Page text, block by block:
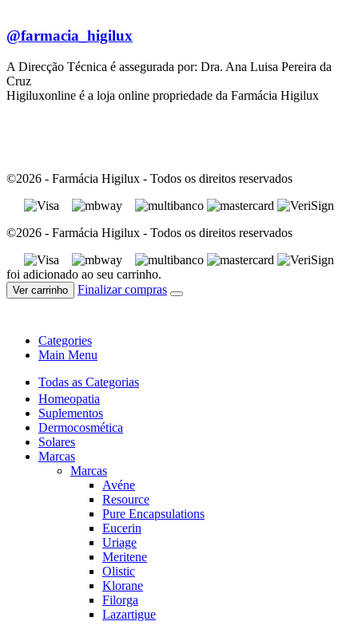
@farmacia_higilux
A Direcção Técnica é assegurada por: Dra. Ana Luisa Pereira da
Cruz
Higiluxonline é a loja online propriedade da Farmácia Higilux
©2026 - Farmácia Higilux - Todos os direitos reservados
©2026 - Farmácia Higilux - Todos os direitos reservados
foi adicionado ao seu carrinho.
Ver carrinho Finalizar compras
Categories
Main Menu
Todas as Categorias
Homeopatia
Suplementos
Dermocosmética
Solares
Marcas
Marcas
Avéne
Resource
Pure Encapsulations
Eucerin
Uriage
Meritene
Olistic
Klorane
Filorga
Lazartigue